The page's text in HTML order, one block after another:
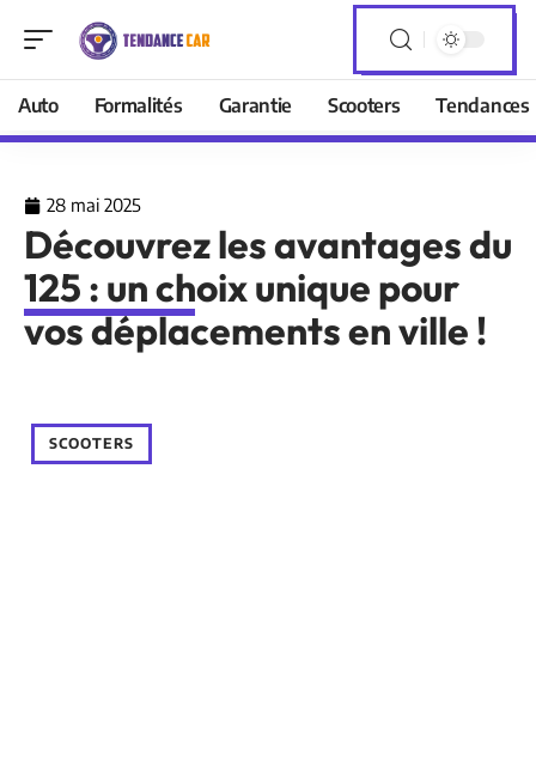
Auto Formalités Garantie Scooters Tendances
28 mai 2025
Découvrez les avantages du
125 : un choix unique pour
vos déplacements en ville !
SCOOTERS